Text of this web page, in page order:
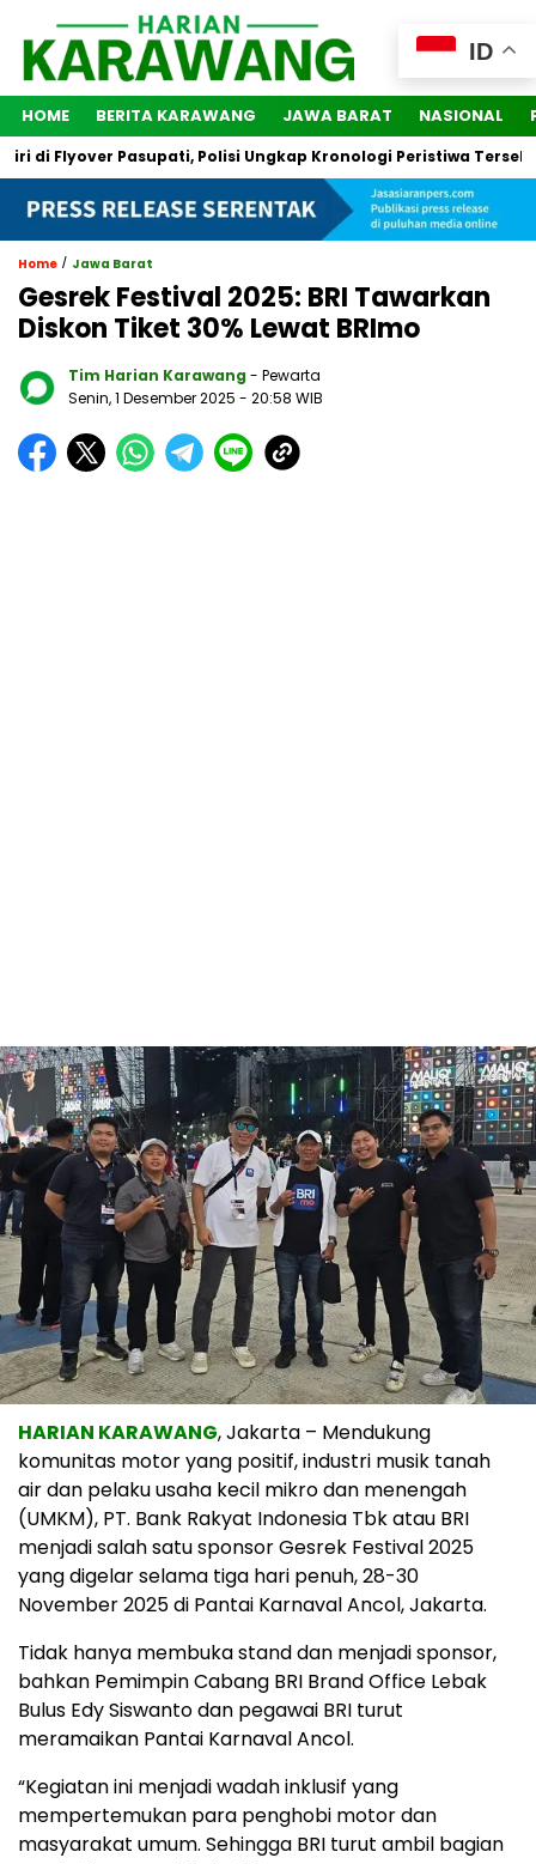
HOME BERITA KARAWANG JAWA BARAT NASIONAL
Flyover Pasupati, Polisi Ungkap Kronologi Peristiwa Tersebut
Home / Jawa Barat
Gesrek Festival 2025: BRI Tawarkan
Diskon Tiket 30% Lewat BRImo
Tim Harian Karawang - Pewarta
Senin, 1 Desember 2025 - 20:58 WIB
HARIAN KARAWANG, Jakarta – Mendukung
komunitas motor yang positif, industri musik tanah
air dan pelaku usaha kecil mikro dan menengah
(UMKM), PT. Bank Rakyat Indonesia Tbk atau BRI
menjadi salah satu sponsor Gesrek Festival 2025
yang digelar selama tiga hari penuh, 28-30
November 2025 di Pantai Karnaval Ancol, Jakarta.
Tidak hanya membuka stand dan menjadi sponsor,
bahkan Pemimpin Cabang BRI Brand Office Lebak
Bulus Edy Siswanto dan pegawai BRI turut
meramaikan Pantai Karnaval Ancol.
“Kegiatan ini menjadi wadah inklusif yang
mempertemukan para penghobi motor dan
masyarakat umum. Sehingga BRI turut ambil bagian
ID